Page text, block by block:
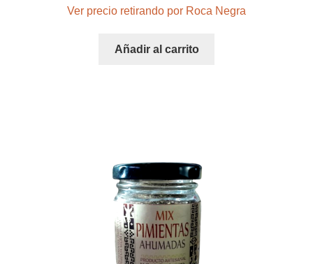
Ver precio retirando por Roca Negra
Añadir al carrito